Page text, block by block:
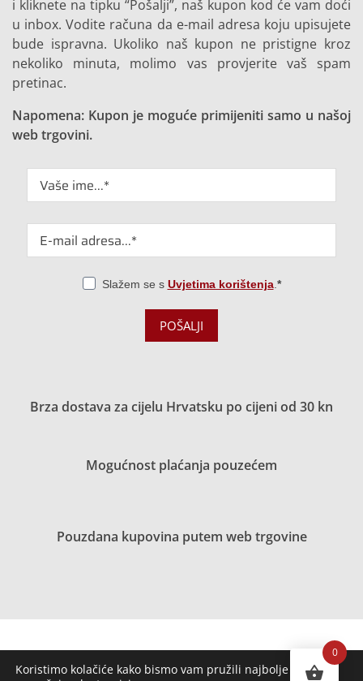
i kliknete na tipku “Pošalji”, naš kupon kod će vam doći
u inbox. Vodite računa da e-mail adresa koju upisujete
bude ispravna. Ukoliko naš kupon ne pristigne kroz
nekoliko minuta, molimo vas provjerite vaš spam
pretinac.
Napomena: Kupon je moguće primijeniti samo u našoj
web trgovini.
Slažem se s Uvjetima korištenja.
POŠALJI
Brza dostava za cijelu Hrvatsku po cijeni od 30 kn
Mogućnost plaćanja pouzećem
Pouzdana kupovina putem web trgovine
Koristimo kolačiće kako bismo vam pružili najbolje iskustvo
0